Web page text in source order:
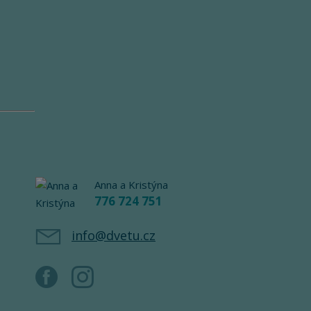
Anna a Kristýna
776 724 751
info@dvetu.cz